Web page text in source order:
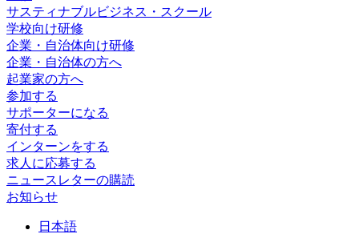
サスティナブルビジネス・スクール
学校向け研修
企業・自治体向け研修
企業・自治体の方へ
起業家の方へ
参加する
サポーターになる
寄付する
インターンをする
求人に応募する
ニュースレターの購読
お知らせ
日 本語